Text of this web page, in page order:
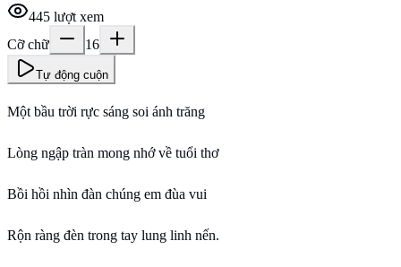
445 lượt xem
Cỡ chữ
16
Tự động cuộn
Một bầu trời rực sáng soi ánh trăng
Lòng ngập tràn mong nhớ về tuổi thơ
Bồi hồi nhìn đàn chúng em đùa vui
Rộn ràng đèn trong tay lung linh nến.